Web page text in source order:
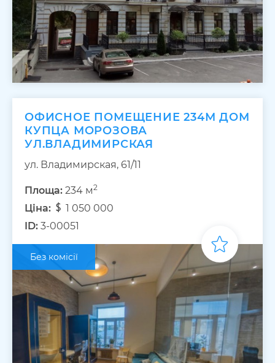
ОФИСНОЕ ПОМЕЩЕНИЕ 234М ДОМ
КУПЦА МОРОЗОВА
УЛ.ВЛАДИМИРСКАЯ
ул. Владимирская, 61/11
Площа: 234 м2
Ціна:
1 050 000
ID: 3-00051
Без комісії